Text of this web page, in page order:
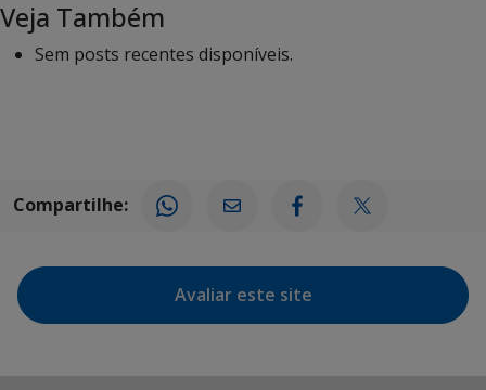
Veja Também
Sem posts recentes disponíveis.
Compartilhe:
Avaliar este site